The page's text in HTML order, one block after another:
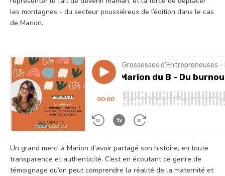
les montagnes - du secteur poussiéreux de l’édition dans le cas
de Marion.
Un grand merci à Marion d’avoir partagé son histoire, en toute
transparence et authenticité. C’est en écoutant ce genre de
témoignage qu’on peut comprendre la réalité de la maternité et